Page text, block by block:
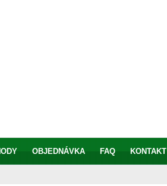
OBJEDNÁVKA FAQ KONTAKT